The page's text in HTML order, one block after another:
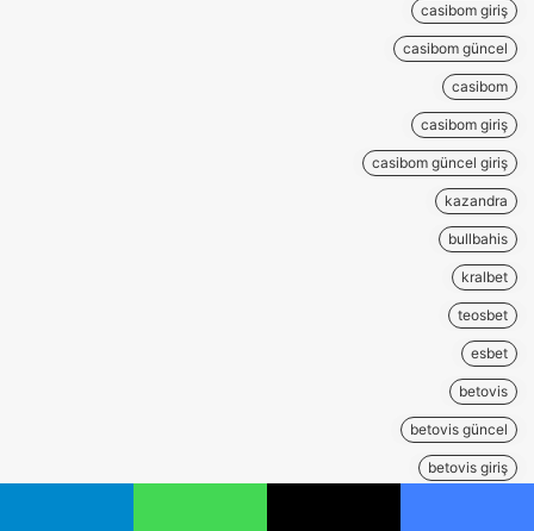
casibom giriş
casibom güncel
casibom
casibom giriş
casibom güncel giriş
kazandra
bullbahis
kralbet
teosbet
esbet
betovis
betovis güncel
betovis giriş